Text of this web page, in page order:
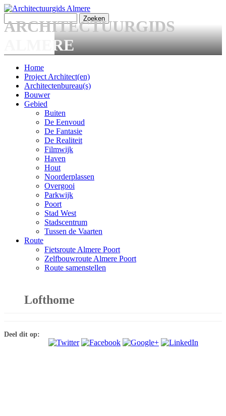
Overslaan en naar de algemene inhoud gaan
Zoekveld
ARCHITECTUURGIDS
ALMERE
Main menu
Home
Project Architect(en)
Architectenbureau(s)
Bouwer
Gebied
Buiten
De Eenvoud
De Fantasie
De Realiteit
Filmwijk
Haven
Hout
Noorderplassen
Overgooi
Parkwijk
Poort
Stad West
Stadscentrum
Tussen de Vaarten
Route
Fietsroute Almere Poort
Zelfbouwroute Almere Poort
Route samenstellen
Lofthome
Deel dit op: